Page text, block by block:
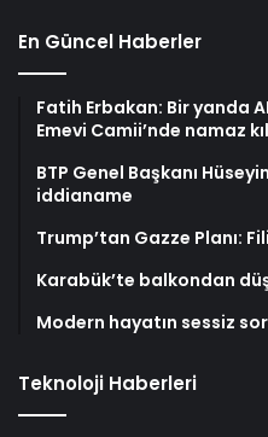
En Güncel Haberler
Fatih Erbakan: Bir yanda
Emevi Camii’nde namaz
BTP Genel Başkanı
iddianame
Trump’tan Gazze Planı:
Karabük’te balkondan
Modern hayatın sessiz
Teknoloji Haberleri